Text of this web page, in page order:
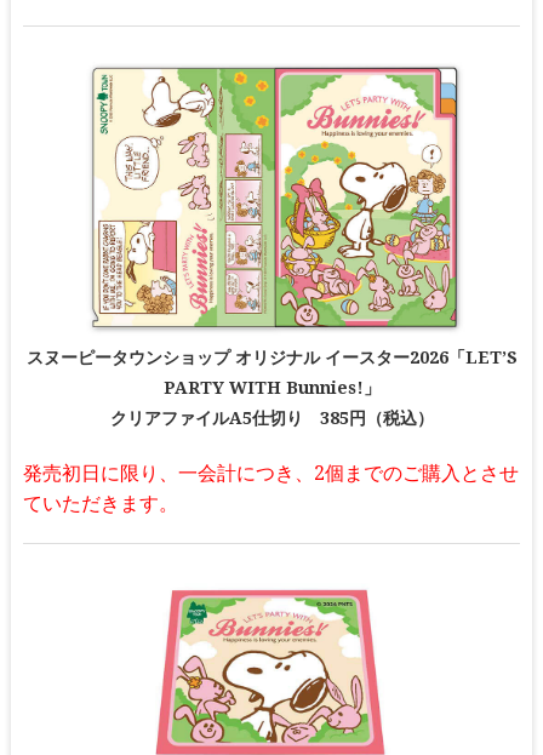
スヌーピータウンショップ オリジナル イースター2026「LET’S
PARTY WITH Bunnies!」
クリアファイルA5仕切り 385円（税込）
発売初日に限り、一会計につき、2個までのご購入とさせ
ていただきます。